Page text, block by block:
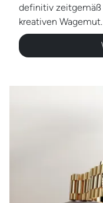
definitiv zeitgemäß
kreativen Wagemut.